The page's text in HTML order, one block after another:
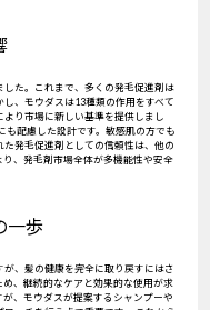
た。これまで、多くの発毛促進剤は
、モウダスは13種類の作用をすべて
り市場に新しい基準を提供しまし
も配慮した設計です。敏感肌の方でも
発毛促進剤としての信頼性は、他の
、発毛剤市場全体が多機能性や安全
一歩
、髪の健康を完全に取り戻すにはさ
、継続的なケアと効果的な使用が求
、モウダスが提案するシャンプーや